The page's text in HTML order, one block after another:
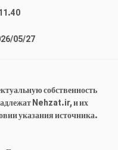
05/27
собственность
Nehzat.ir, и их
указания источника.